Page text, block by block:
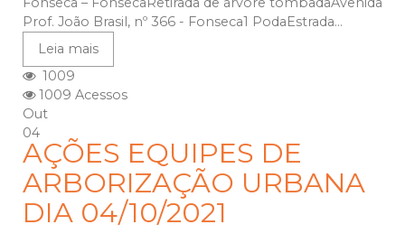
Prof. João Brasil, nº 366 - Fonseca1 PodaEstrada...
Leia mais
1009
1009 Acessos
Out
04
AÇÕES EQUIPES DE
ARBORIZAÇÃO URBANA
DIA 04/10/2021